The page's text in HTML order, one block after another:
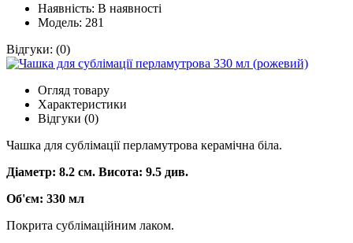
Наявність: В наявності
Модель: 281
Відгуки: (0)
Огляд товару
Характеристики
Відгуки (0)
Чашка для сублімації перламутрова керамічна біла.
Діаметр: 8.2 см. Висота: 9.5 див.
Об'єм: 330 мл
Покрита сублімаційним лаком.